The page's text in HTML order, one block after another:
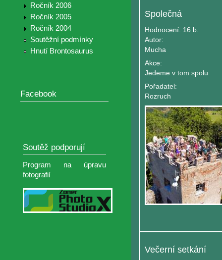
Ročník 2006
Ročník 2005
Ročník 2004
Soutěžní podmínky
Hnutí Brontosaurus
Facebook
Soutěž podporují
Program na úpravu
fotografií
Společná
Hodnocení: 16 b.
Autor:
Mucha
Akce:
Jedeme v tom spolu
Pořadatel:
Rozruch
Večerní setkání